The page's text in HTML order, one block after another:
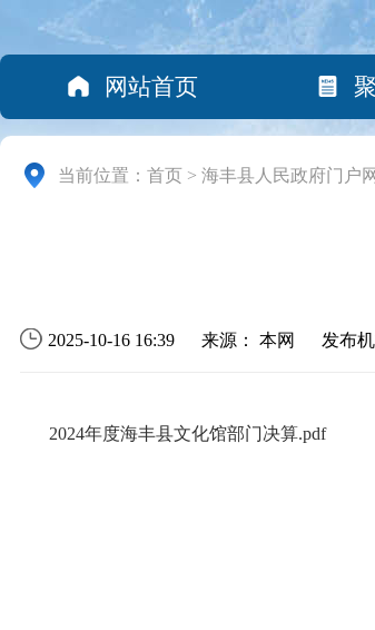
网站首页
当前位置： 首页 > 海丰县人民政府门户
2025-10-16 16:39 来源： 本网 发布
2024年度海丰县文化馆部门决算.pdf